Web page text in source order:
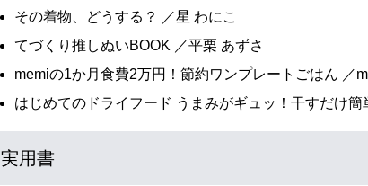
その着物、どうする？ ／星 わにこ
てづくり推しぬいBOOK ／平栗 あずさ
memiの1か月食費2万円！節約ワンプレートごはん ／
はじめてのドライフード うまみがギュッ！干すだけ簡
実用書